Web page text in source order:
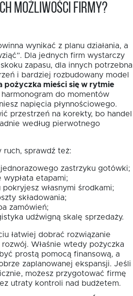
możliwości firmy?
wynikać z planu działania, a
Dla jednych firm wystarczy
zapasu, dla innych potrzebna
i bardziej rozbudowany model
pożyczka mieści się w rytmie
do momentów
napięcia płynnościowego.
przestrzeń na korekty, bo handel
według pierwotnego
ruch, sprawdź też:
zastrzyku gotówki;
etapami;
własnymi środkami;
składowania;
zamówień;
udźwigną skalę sprzedaży.
łatwiej dobrać rozwiązanie
Właśnie wtedy pożyczka
prostą pomocą finansową, a
zaplanowanej ekspansji. Jeśli
możesz przygotować firmę
utraty kontroli nad budżetem.